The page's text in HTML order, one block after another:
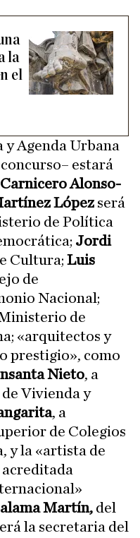
la
el
Agenda Urbana
estará
Alonso-
Lópezserá
de Política
Jordi
Cultura; Luis
de
Nacional;
de
«arquitectos y
prestigio», como
Nieto, a
Vivienda y
, a
de Colegios
y la «artista de
Martín, del
la secretaria del